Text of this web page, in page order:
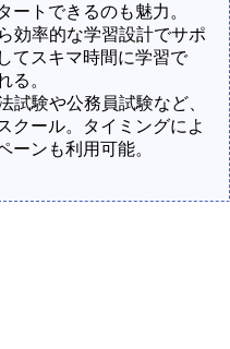
ートできるのも魅力。
効率的な学習設計でサポ
てスキマ時間に学習で
る。
試験や公務員試験など、
クール。タイミングによ
ーンも利用可能。